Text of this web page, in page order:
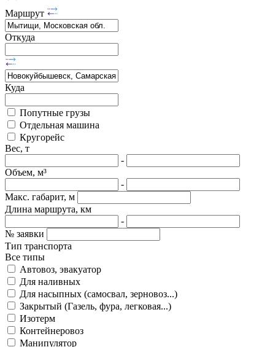
Маршрут
Откуда
Куда
Попутные грузы
Отдельная машина
Кругорейс
Вес, т
-
Объем, м³
-
Макс. габарит, м
Длина маршрута, км
-
№ заявки
Тип транспорта
Все типы
Автовоз, эвакуатор
Для наливных
Для насыпных (самосвал, зерновоз...)
Закрытый (Газель, фура, легковая...)
Изотерм
Контейнеровоз
Манипулятор